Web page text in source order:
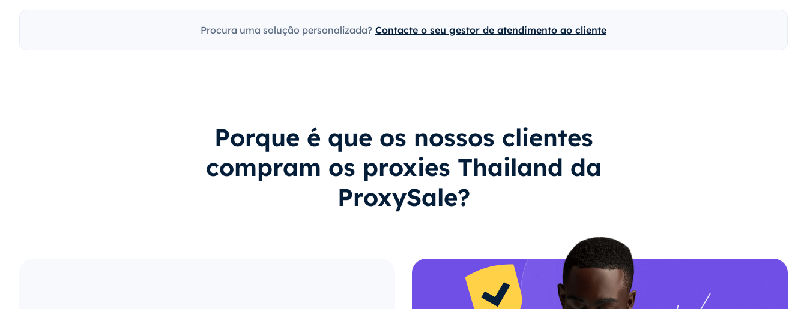
Procura uma solução personalizada? Contacte o seu gestor de atendimento ao cliente
Porque é que os nossos clientes
compram os proxies Thailand da
ProxySale?